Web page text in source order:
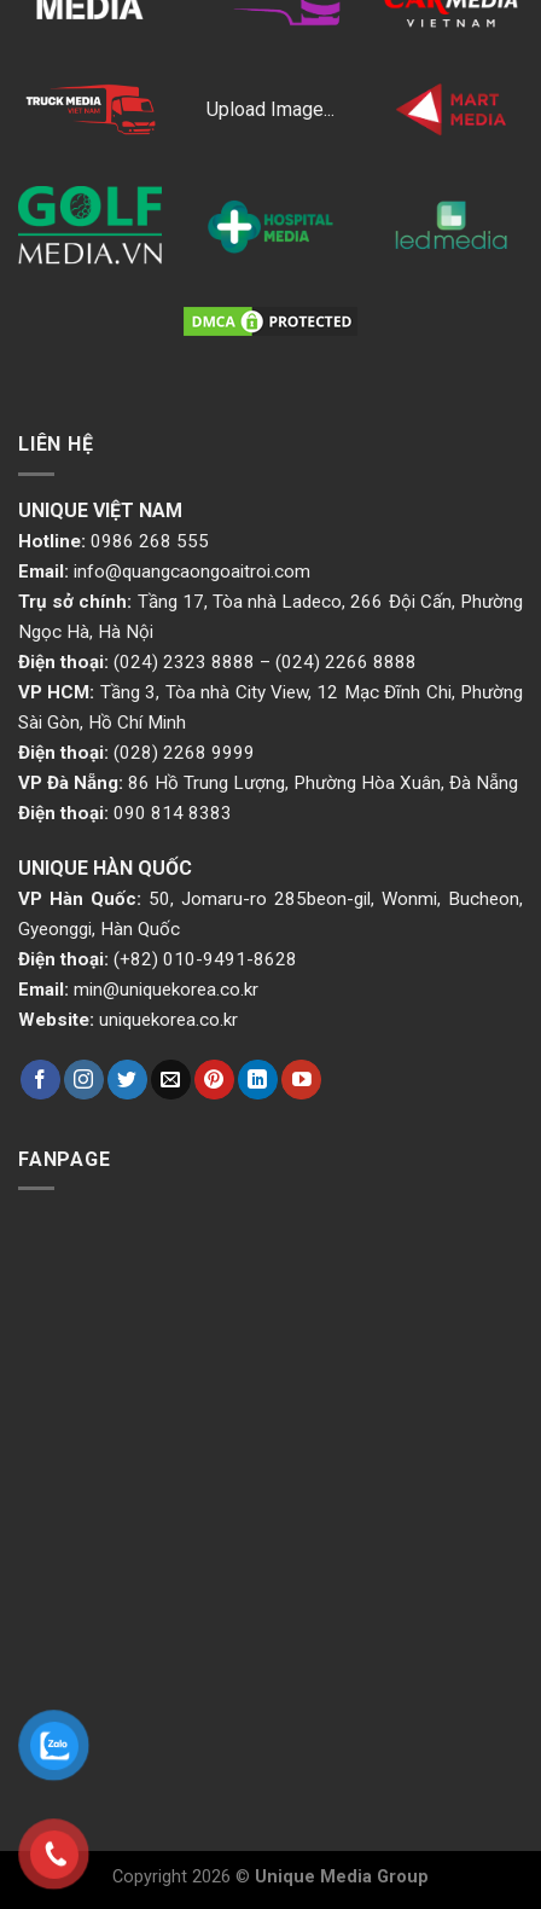
Upload Image...
LIÊN HỆ
UNIQUE VIỆT NAM
Hotline: 0986 268 555
Email: info@quangcaongoaitroi.com
Trụ sở chính: Tầng 17, Tòa nhà Ladeco, 266 Đội Cấn, Phường
Ngọc Hà, Hà Nội
Điện thoại: (024) 2323 8888 – (024) 2266 8888
VP HCM: Tầng 3, Tòa nhà City View, 12 Mạc Đĩnh Chi, Phường
Sài Gòn, Hồ Chí Minh
Điện thoại: (028) 2268 9999
VP Đà Nẵng: 86 Hồ Trung Lượng, Phường Hòa Xuân, Đà Nẵng
Điện thoại: 090 814 8383
UNIQUE HÀN QUỐC
VP Hàn Quốc: 50, Jomaru-ro 285beon-gil, Wonmi, Bucheon,
Gyeonggi, Hàn Quốc
Điện thoại: (+82) 010-9491-8628
Email: min@uniquekorea.co.kr
Website: uniquekorea.co.kr
FANPAGE
Copyright 2026 © Unique Media Group